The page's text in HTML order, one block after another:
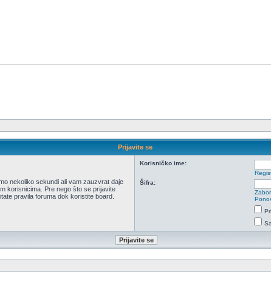
Prijavite se
nekoliko sekundi ali vam zauzvrat daje
korisnicima. Pre nego što se prijavite
pravila foruma dok koristite board.
Korisničko ime:
Šifra: